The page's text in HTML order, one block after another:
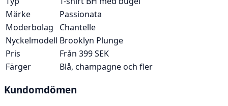
Märke
Passionata
Moderbolag
Chantelle
Nyckelmodell Brooklyn Plunge
Pris
Från 399 SEK
Färger
Blå, champagne och fler
Kundomdömen